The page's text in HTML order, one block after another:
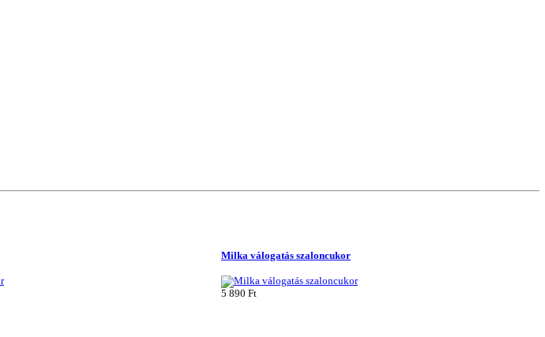
Milka válogatás szaloncukor
5 890 Ft